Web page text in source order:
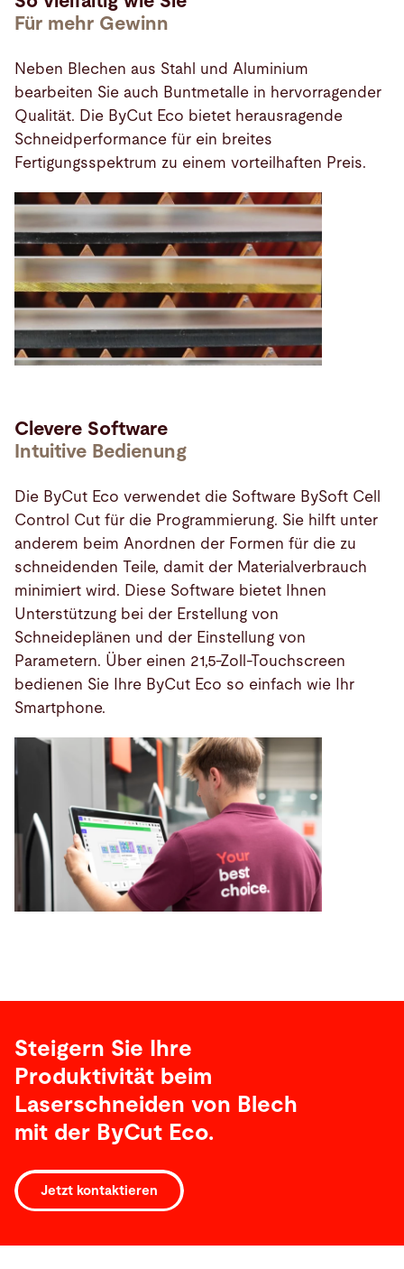
Für mehr Gewinn
Neben Blechen aus Stahl und Aluminium
bearbeiten Sie auch Buntmetalle in hervorragender
Qualität. Die ByCut Eco bietet herausragende
Schneidperformance für ein breites
Fertigungsspektrum zu einem vorteilhaften Preis.
Clevere Software
Intuitive Bedienung
Die ByCut Eco verwendet die Software BySoft Cell
Control Cut für die Programmierung. Sie hilft unter
anderem beim Anordnen der Formen für die zu
schneidenden Teile, damit der Materialverbrauch
minimiert wird. Diese Software bietet Ihnen
Unterstützung bei der Erstellung von
Schneideplänen und der Einstellung von
Parametern. Über einen 21,5-Zoll-Touchscreen
bedienen Sie Ihre ByCut Eco so einfach wie Ihr
Smartphone.
Steigern Sie Ihre
Produktivität beim
Laserschneiden von Blech
mit der ByCut Eco.
Jetzt kontaktieren